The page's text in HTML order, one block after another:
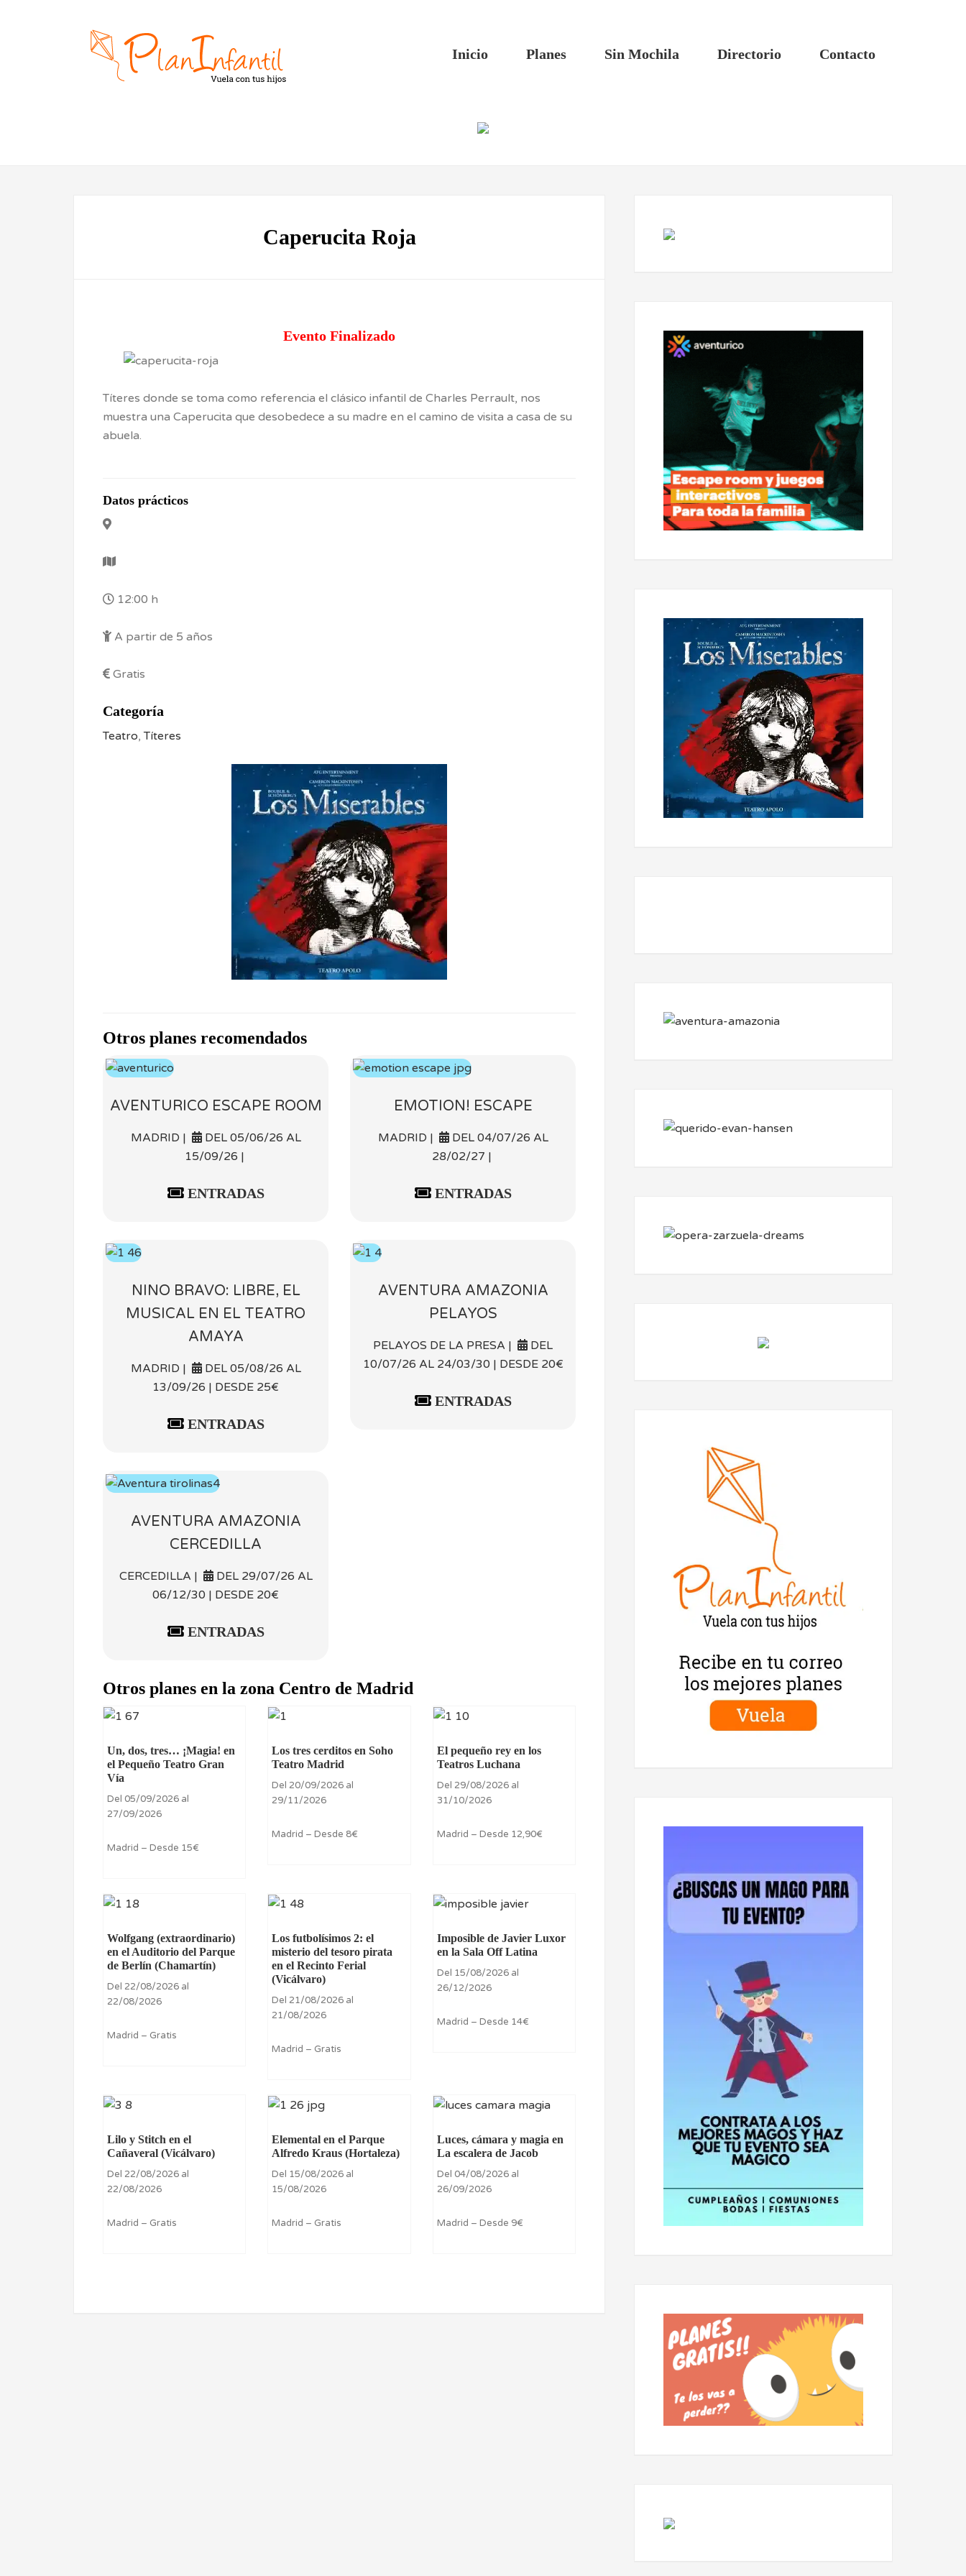
Inicio Planes Sin Mochila Directorio Contacto
Caperucita Roja
Evento Finalizado
Títeres donde se toma como referencia el clásico infantil de Charles Perrault, nos
muestra una Caperucita que desobedece a su madre en el camino de visita a casa de su
abuela.
Datos prácticos
12:00 h
A partir de 5 años
Gratis
Categoría
Teatro,Títeres
Otros planes recomendados
AVENTURICO ESCAPE ROOM
MADRID |
DEL 05/06/26 AL
15/09/26 |
ENTRADAS
EMOTION! ESCAPE
MADRID |
DEL 04/07/26 AL
28/02/27 |
ENTRADAS
NINO BRAVO: LIBRE, EL
MUSICAL EN EL TEATRO
AMAYA
MADRID |
DEL 05/08/26 AL
13/09/26 | DESDE 25€
ENTRADAS
AVENTURA AMAZONIA
PELAYOS
PELAYOS DE LA PRESA |
DEL
10/07/26 AL 24/03/30 | DESDE 20€
ENTRADAS
AVENTURA AMAZONIA
CERCEDILLA
CERCEDILLA |
DEL 29/07/26 AL
06/12/30 | DESDE 20€
ENTRADAS
Otros planes en la zona Centro de Madrid
Un, dos, tres… ¡Magia! en
el Pequeño Teatro Gran
Vía
Del 05/09/2026 al
27/09/2026
Madrid – Desde 15€
Los tres cerditos en Soho
Teatro Madrid
Del 20/09/2026 al
29/11/2026
Madrid – Desde 8€
El pequeño rey en los
Teatros Luchana
Del 29/08/2026 al
31/10/2026
Madrid – Desde 12,90€
Wolfgang (extraordinario)
en el Auditorio del Parque
de Berlín (Chamartín)
Del 22/08/2026 al
22/08/2026
Madrid – Gratis
Los futbolísimos 2: el
misterio del tesoro pirata
en el Recinto Ferial
(Vicálvaro)
Del 21/08/2026 al
21/08/2026
Madrid – Gratis
Imposible de Javier Luxor
en la Sala Off Latina
Del 15/08/2026 al
26/12/2026
Madrid – Desde 14€
Lilo y Stitch en el
Cañaveral (Vicálvaro)
Del 22/08/2026 al
22/08/2026
Madrid – Gratis
Elemental en el Parque
Alfredo Kraus (Hortaleza)
Del 15/08/2026 al
15/08/2026
Madrid – Gratis
Luces, cámara y magia en
La escalera de Jacob
Del 04/08/2026 al
26/09/2026
Madrid – Desde 9€